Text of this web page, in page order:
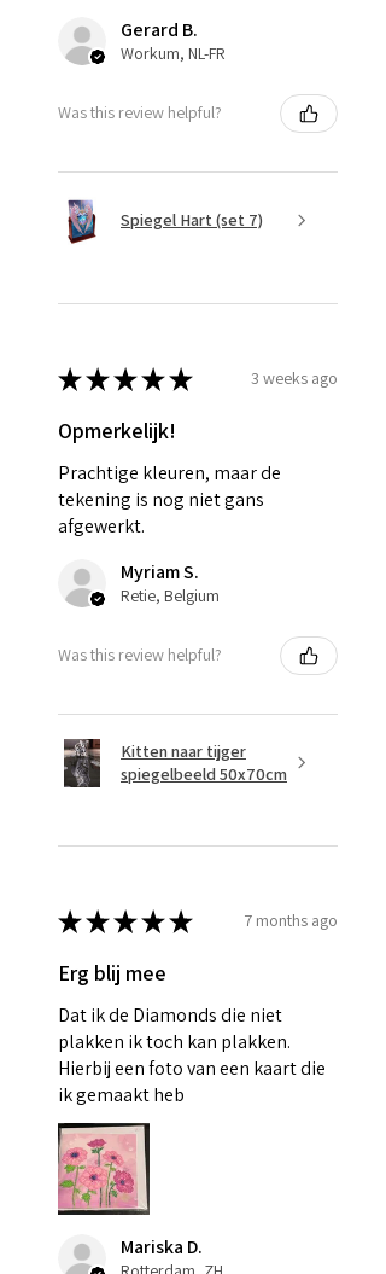
Gerard B.
Workum, NL-FR
Was this review helpful?
Spiegel Hart (set 7)
★★★★★ 3 weeks ago
Opmerkelijk!
Prachtige kleuren, maar de
tekening is nog niet gans
afgewerkt.
Myriam S.
Retie, Belgium
Was this review helpful?
Kitten naar tijger
spiegelbeeld 50x70cm
★★★★★ 7 months ago
Erg blij mee
Dat ik de Diamonds die niet
plakken ik toch kan plakken.
Hierbij een foto van een kaart die
ik gemaakt heb
Mariska D.